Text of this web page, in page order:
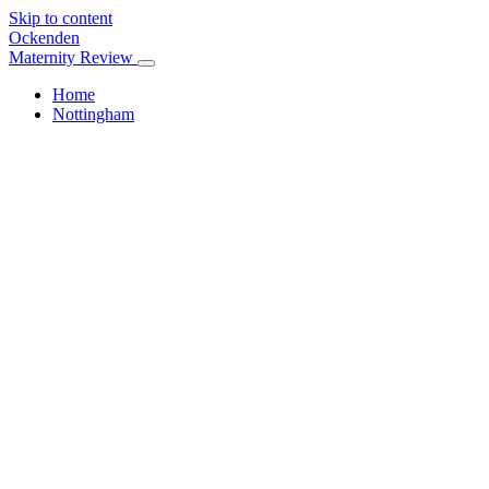
Skip to content
Ockenden
Maternity Review
Home
Nottingham